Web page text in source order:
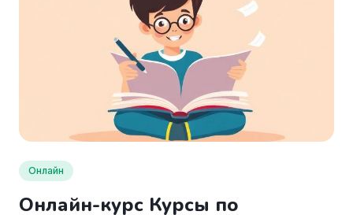
Онлайн
Онлайн-курс Курсы по